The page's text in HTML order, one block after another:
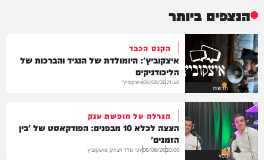
הנצפים ביותר
חדשות
הקנס הכבד
איצקוביץ': היומולדת של הנגיד והברכות של
הליכודניקים
21:40
06/08/26איצקוביץ'
VOD
הגרלה על חופשת ענק
הצצה לכלא 10 מבפנים: הפודקאסט של 'בין
הזמנים'
20:00
06/08/26יוסי פלד ויצחק מושקוביץ